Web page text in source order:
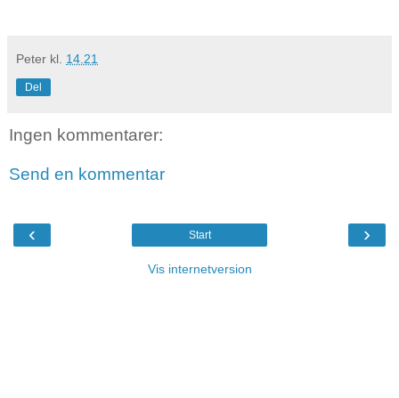
Peter kl. 14.21
Del
Ingen kommentarer:
Send en kommentar
‹ ›
Start
Vis internetversion